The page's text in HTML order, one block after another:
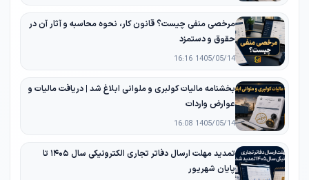
مرخصی منفی چیست؟ قانون کار، نحوه محاسبه و آثار آن در
حقوق و دستمزد
1405/05/14 16:16
بخشنامه مالیات کولبری و ملوانی ابلاغ شد | دریافت مالیات و
عوارض واردات
1405/05/14 16:08
تمدید مهلت ارسال دفاتر تجاری الکترونیکی سال ۱۴۰۵ تا
پایان شهریور